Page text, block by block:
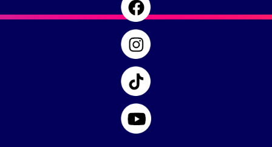
|